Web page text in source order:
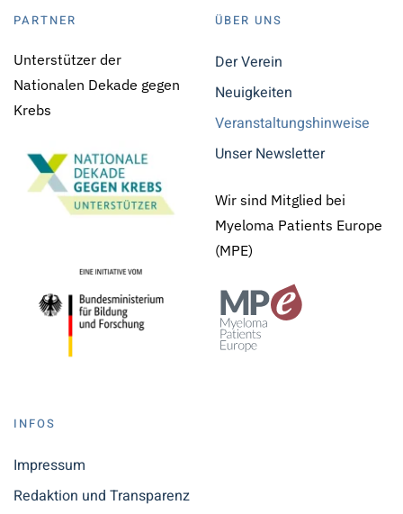
PARTNER
Unterstützer der
Nationalen Dekade gegen
Krebs
ÜBER UNS
Der Verein
Neuigkeiten
Veranstaltungshinweise
Unser Newsletter
Wir sind Mitglied bei
Myeloma Patients Europe
(MPE)
INFOS
Impressum
Redaktion und Transparenz